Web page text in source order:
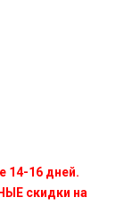
14-16 дней.
скидки на